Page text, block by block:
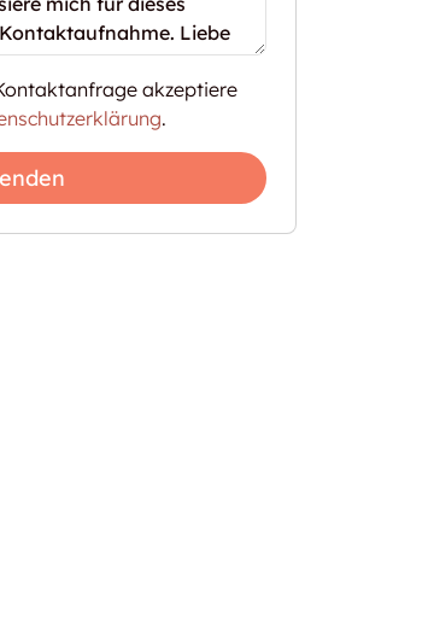
und Ihrem Auto einen Einstellplatz!"
akzeptiere
.